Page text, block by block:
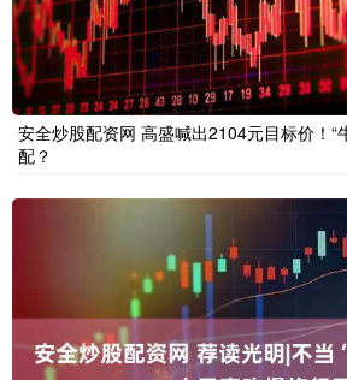
安全炒股配资网 高盛喊出2104元目标价！“
配？